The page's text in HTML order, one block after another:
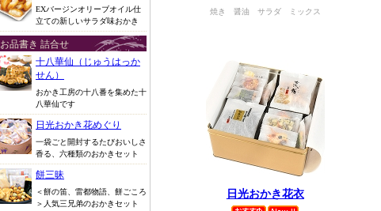
EXバージンオリーブオイル仕
立ての新しいサラダ味おかき
お品書き 詰合せ
十八華仙（じゅうはっか
せん）
おかき工房の十八番を集めた十
八華仙です
日光おかき花めぐり
一袋ごと開封するたびおいしさ
香る、六種類のおかきセット
餅三昧
＜餅の笛、雷都物語、餅ごころ
＞人気三兄弟のおかきセット
焼き 醤油 サラダ ミックス
日光おかき花衣